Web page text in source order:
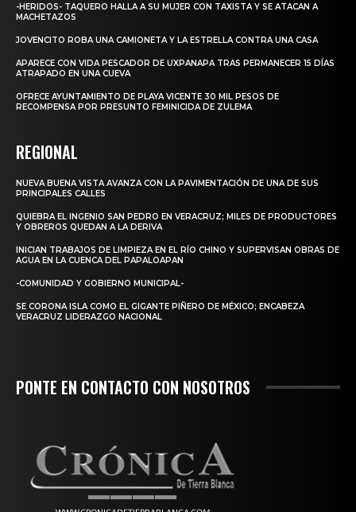
-HERIDOS- TAQUERO HALLA A SU MUJER CON TAXISTA Y SE ATACAN A
MACHETAZOS
JOVENCITO ROBA UNA CAMIONETA Y LA ESTRELLA CONTRA UNA CASA
APARECE CON VIDA PESCADOR DE UXPANAPA TRAS PERMANECER 15 DÍAS
ATRAPADO EN UNA CUEVA
OFRECE AYUNTAMIENTO DE PLAYA VICENTE 30 MIL PESOS DE
RECOMPENSA POR PRESUNTO FEMINICIDA DE ZULEMA
REGIONAL
NUEVA BUENA VISTA AVANZA CON LA PAVIMENTACIÓN DE UNA DE SUS
PRINCIPALES CALLES
QUIEBRA EL INGENIO SAN PEDRO EN VERACRUZ; MILES DE PRODUCTORES
Y OBREROS QUEDAN A LA DERIVA
INICIAN TRABAJOS DE LIMPIEZA EN EL RÍO CHINO Y SUPERVISAN OBRAS DE
AGUA EN LA CUENCA DEL PAPALOAPAN
-COMUNIDAD Y GOBIERNO MUNICIPAL-
SE CORONA ISLA COMO EL GIGANTE PIÑERO DE MÉXICO; ENCABEZA
VERACRUZ LIDERAZGO NACIONAL
PONTE EN CONTACTO CON NOSOTROS